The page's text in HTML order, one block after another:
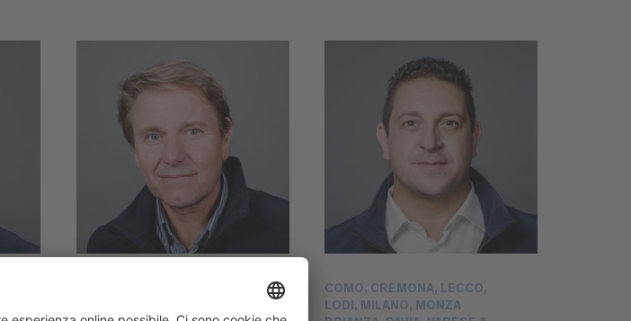
COMO, CREMONA, LECCO,
LODI, MILANO, MONZA